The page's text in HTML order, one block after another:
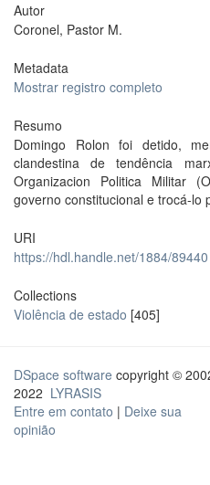
Autor
Coronel, Pastor M.
Metadata
Mostrar registro completo
Resumo
Domingo Rolon foi detido,
clandestina de tendência
Organizacion Politica Militar
governo constitucional e trocá-lo
URI
https://hdl.handle.net/1884/89440
Collections
Violência de estado [405]
DSpace software copyright ©
2022 LYRASIS
Entre em contato | Deixe sua
opinião